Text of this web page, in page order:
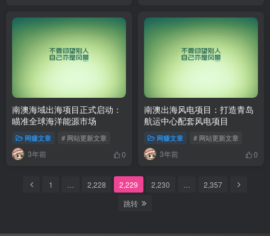
南澳海域出海项目正式启动：
瞄准全球海洋能源市场
网赚文章 # 网站更新文章
3年前 0
南澳出海风电项目：打造青岛
航运中心配套风电项目
网赚文章 # 网站更新文章
3年前 0
1 2,228 2,229 2,230
2,357
跳转